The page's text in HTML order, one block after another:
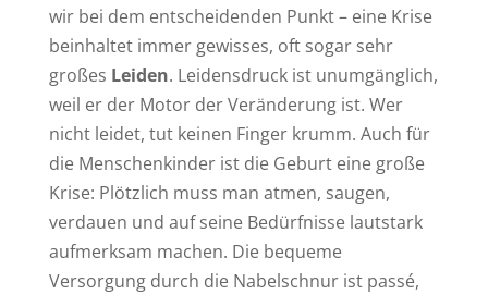
wir bei dem entscheidenden Punkt – eine Krise
beinhaltet immer gewisses, oft sogar sehr
großes Leiden. Leidensdruck ist unumgänglich,
weil er der Motor der Veränderung ist. Wer
nicht leidet, tut keinen Finger krumm. Auch für
die Menschenkinder ist die Geburt eine große
Krise: Plötzlich muss man atmen, saugen,
verdauen und auf seine Bedürfnisse lautstark
aufmerksam machen. Die bequeme
Versorgung durch die Nabelschnur ist passé,